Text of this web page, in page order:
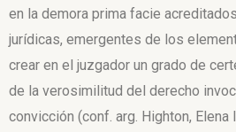
en la demora prima facie
jurídicas, emergentes de los
crear en el juzgador un grado de
de la verosimilitud del derecho
convicción (conf. arg. Highton,